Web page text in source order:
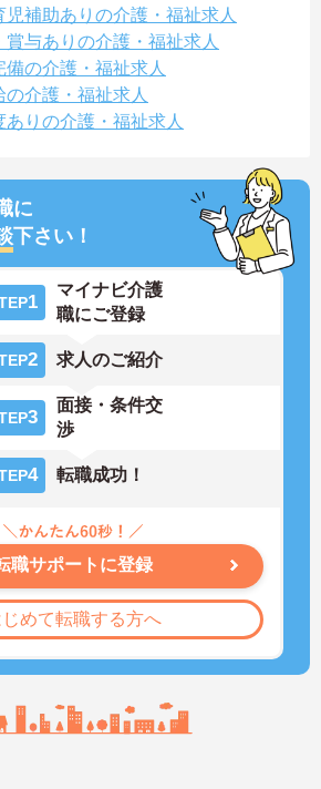
補助ありの介護・福祉求人
与ありの介護・福祉求人
の介護・福祉求人
介護・福祉求人
りの介護・福祉求人
に
下さい！
1
マイナビ介護
職にご登録
2 求人のご紹介
3
面接・条件交
渉
4 転職成功！
職サポートに登録
じめて転職する方へ